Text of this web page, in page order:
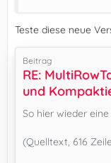
Teste diese neue
Beitrag
RE:
und
So hier wieder
(Quelltext, 616